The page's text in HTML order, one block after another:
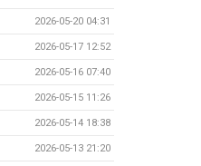
2026-05-20 04:31
2026-05-17 12:52
2026-05-16 07:40
2026-05-15 11:26
2026-05-14 18:38
2026-05-13 21:20